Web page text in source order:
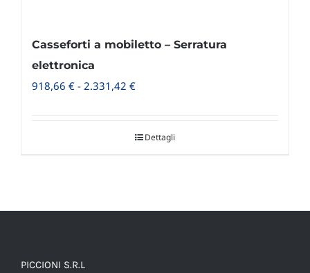
Casseforti a mobiletto – Serratura
elettronica
918,66 € - 2.331,42 €
daDettagli
PICCIONI S.R.L